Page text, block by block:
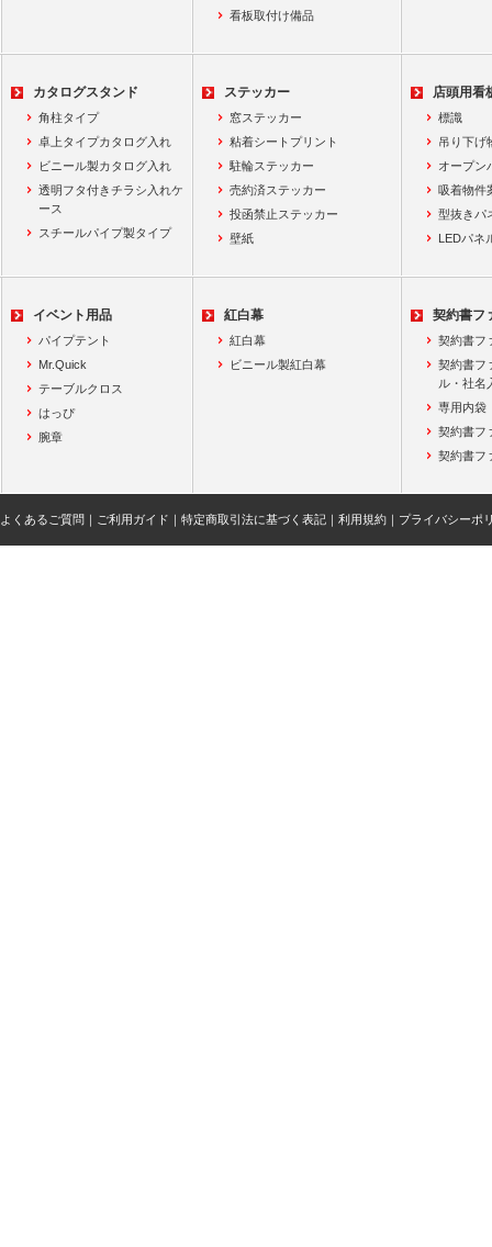
看板取付け備品
カタログスタンド
角柱タイプ
卓上タイプカタログ入れ
ビニール製カタログ入れ
透明フタ付きチラシ入れケ
ース
スチールパイプ製タイプ
ステッカー
窓ステッカー
粘着シートプリント
駐輪ステッカー
売約済ステッカー
投函禁止ステッカー
壁紙
店頭用看
標識
吊り下げ
オープン
吸着物件
型抜きパ
LEDパネ
イベント用品
パイプテント
Mr.Quick
テーブルクロス
はっぴ
腕章
紅白幕
紅白幕
ビニール製紅白幕
契約書フ
契約書フ
契約書フ
ル・社名
専用内袋
契約書フ
契約書フ
よくあるご質問 ご利用ガイド 特定商取引法に基づく表記 利用規約 プライバシーポ